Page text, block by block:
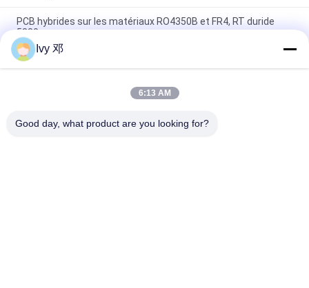
PCB hybrides sur les matériaux RO4350B et FR4, RT duride
5880
F4BM265 PCB hybride à 4 couches à impédance contrôlée
avec voies aveugles
la carte PCB hybride de 4 couches a fait sur 20mil RO4350B et
Ivy 邓
6:13 AM
Good day, what product are you looking for?